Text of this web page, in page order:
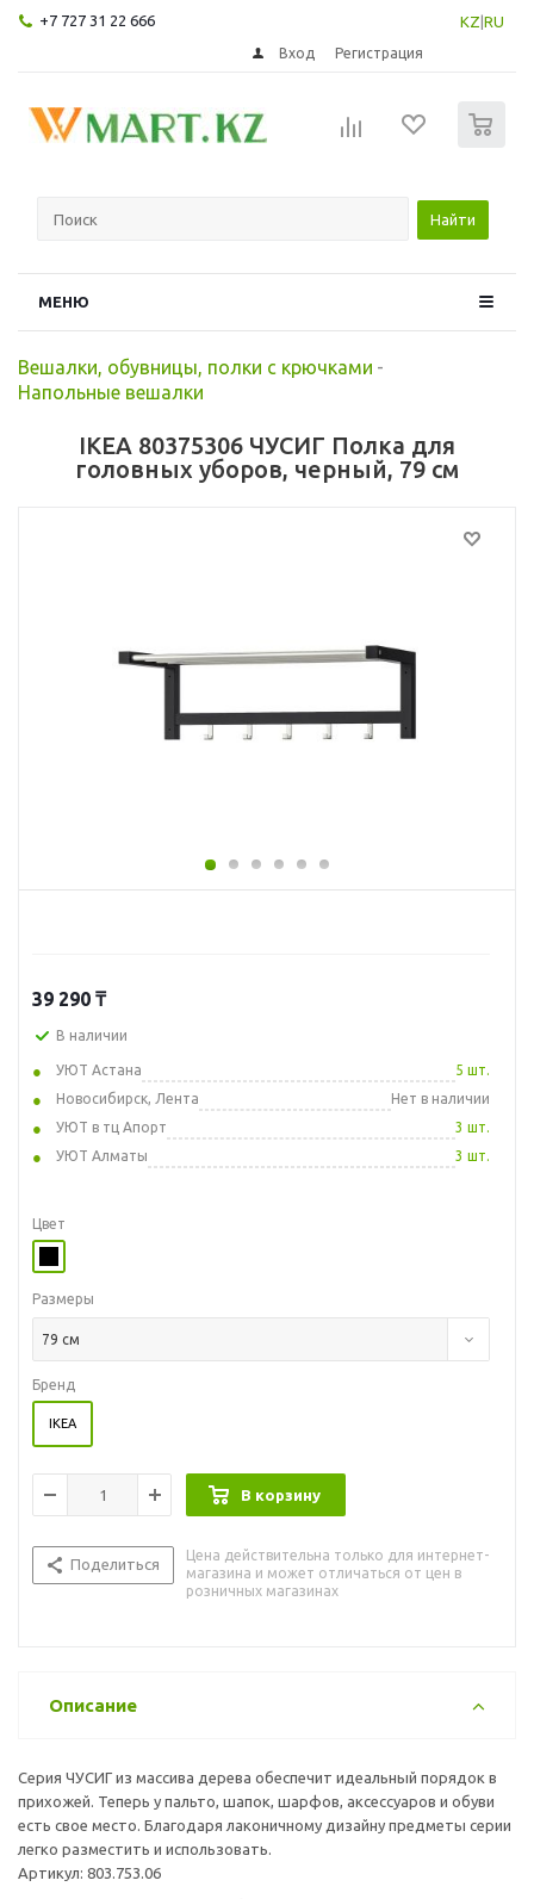
+7 727 31 22 666 KZ RU
Вход Регистрация
Найти
МЕНЮ
Вешалки, обувницы, полки с крючками -
Напольные вешалки
IKEA 80375306 ЧУСИГ Полка для
головных уборов, черный, 79 см
39 290 ₸
В наличии
УЮТ Астана
5 шт.
Новосибирск, Лента
Нет в наличии
УЮТ в тц Апорт
3 шт.
УЮТ Алматы
3 шт.
Цвет
Размеры
79 см
Бренд
IKEA
В корзину
Поделиться
Цена действительна только для интернет-
магазина и может отличаться от цен в
розничных магазинах
Описание
Серия ЧУСИГ из массива дерева обеспечит идеальный порядок в
прихожей. Теперь у пальто, шапок, шарфов, аксессуаров и обуви
есть свое место. Благодаря лаконичному дизайну предметы серии
легко разместить и использовать.
Артикул: 803.753.06